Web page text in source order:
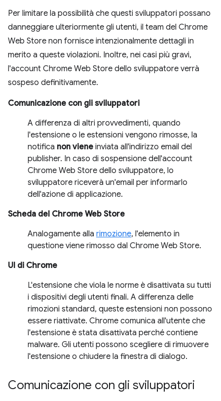
Per limitare la possibilità che questi sviluppatori possano
danneggiare ulteriormente gli utenti, il team del Chrome
Web Store non fornisce intenzionalmente dettagli in
merito a queste violazioni. Inoltre, nei casi più gravi,
l'account Chrome Web Store dello sviluppatore verrà
sospeso definitivamente.
Comunicazione con gli sviluppatori
A differenza di altri provvedimenti, quando
l'estensione o le estensioni vengono rimosse, la
notifica non viene inviata all'indirizzo email del
publisher. In caso di sospensione dell'account
Chrome Web Store dello sviluppatore, lo
sviluppatore riceverà un'email per informarlo
dell'azione di applicazione.
Scheda del Chrome Web Store
Analogamente alla rimozione, l'elemento in
questione viene rimosso dal Chrome Web Store.
UI di Chrome
L'estensione che viola le norme è disattivata su tutti
i dispositivi degli utenti finali. A differenza delle
rimozioni standard, queste estensioni non possono
essere riattivate. Chrome comunica all'utente che
l'estensione è stata disattivata perché contiene
malware. Gli utenti possono scegliere di rimuovere
l'estensione o chiudere la finestra di dialogo.
Comunicazione con gli sviluppatori